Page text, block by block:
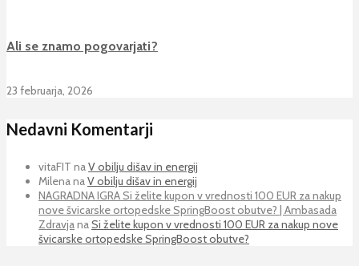
Ali se znamo pogovarjati?
23 februarja, 2026
Nedavni Komentarji
vitaFIT naV obilju dišav in energij
MilenanaV obilju dišav in energij
NAGRADNA IGRA Si želite kupon v vrednosti 100 EUR za nakup
nove švicarske ortopedske SpringBoost obutve? | Ambasada
ZdravjanaSi želite kupon v vrednosti 100 EUR za nakup nove
švicarske ortopedske SpringBoost obutve?